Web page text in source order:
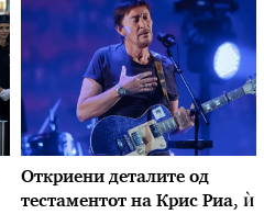
Откриени деталите од
тестаментот на Крис Риа, ѝ